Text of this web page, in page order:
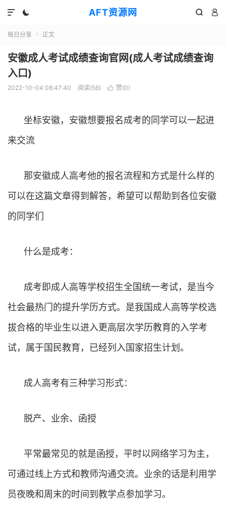
AFT资源网
  

每日分享  正文
安徽成人考试成绩查询官网(成人考试成绩查询
入口)
2022-10-04 08:47:40 阅读(56)  赞(0)
坐标安徽，安徽想要报名成考的同学可以一起进
来交流
那安徽成人高考他的报名流程和方式是什么样的
可以在这篇文章得到解答，希望可以帮助到各位安徽
的同学们
什么是成考：
成考即成人高等学校招生全国统一考试，是当今
社会最热门的提升学历方式。是我国成人高等学校选
拔合格的毕业生以进入更高层次学历教育的入学考
试，属于国民教育，已经列入国家招生计划。
成人高考有三种学习形式：
脱产、业余、函授
平常最常见的就是函授，平时以网络学习为主，
可通过线上方式和教师沟通交流。业余的话是利用学
员夜晚和周末的时间到教学点参加学习。